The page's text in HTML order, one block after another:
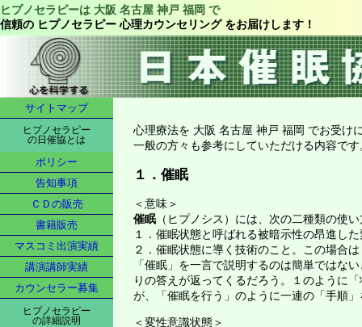
ヒプノセラピーは 大阪 名古屋 神戸 福岡 で
信頼の ヒプノセラピー 心理カウンセリング をお届けします！
サイトマップ
ヒプノセラピー
の日催協とは
ポリシー
告知事項
ＣＤの販売
書籍販売
マスコミ出演実績
講演講師実績
カウンセラー募集
ヒプノセラピー
の詳細説明
心理療法を 大阪 名古屋 神戸 福岡 でお受け
一般の方々も参考にしていただける内容です
１．催眠
＜意味＞
催眠（ヒプノシス）には、次の二種類の使
１．催眠状態と呼ばれる被暗示性の昂進し
２．催眠状態に導く技術のこと。この場合
「催眠」を一言で説明するのは簡単ではな
りの答えが返ってくるだろう。１のように
が、「催眠を行う」のように一連の「手順
＜変性意識状態＞